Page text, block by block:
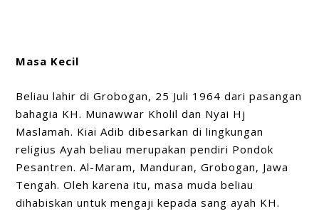
Masa Kecil
Beliau lahir di Grobogan, 25 Juli 1964 dari pasangan
bahagia KH. Munawwar Kholil dan Nyai Hj
Maslamah. Kiai Adib dibesarkan di lingkungan
religius Ayah beliau merupakan pendiri Pondok
Pesantren. Al-Maram, Manduran, Grobogan, Jawa
Tengah. Oleh karena itu, masa muda beliau
dihabiskan untuk mengaji kepada sang ayah KH.